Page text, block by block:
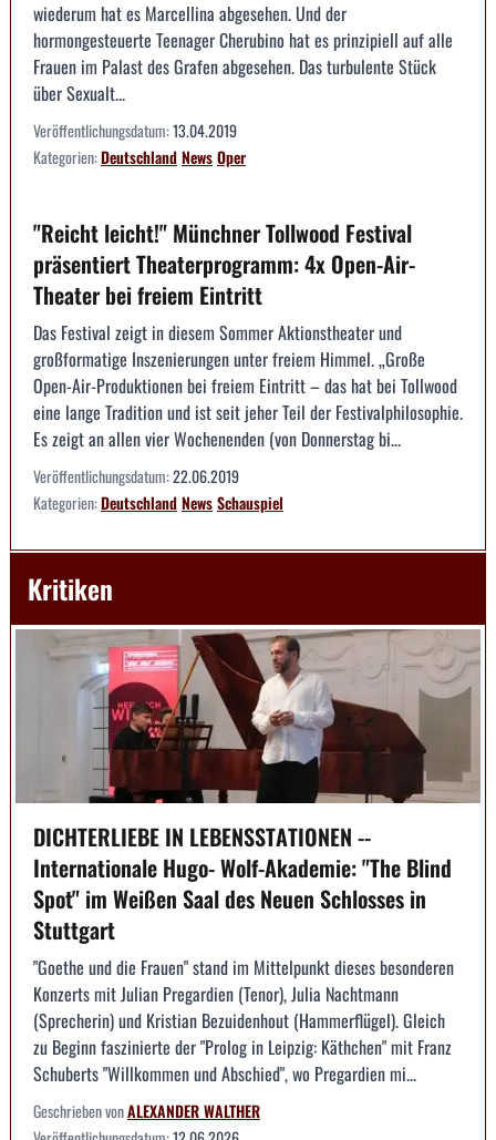
wiederum hat es Marcellina abgesehen. Und der
hormongesteuerte Teenager Cherubino hat es prinzipiell auf alle
Frauen im Palast des Grafen abgesehen. Das turbulente Stück
über Sexualt...
Veröffentlichungsdatum:13.04.2019
Kategorien:DeutschlandNewsOper
"Reicht leicht!" Münchner Tollwood Festival
präsentiert Theaterprogramm: 4x Open-Air-
Theater bei freiem Eintritt
Das Festival zeigt in diesem Sommer Aktionstheater und
großformatige Inszenierungen unter freiem Himmel. „Große
Open-Air-Produktionen bei freiem Eintritt – das hat bei Tollwood
eine lange Tradition und ist seit jeher Teil der Festivalphilosophie.
Es zeigt an allen vier Wochenenden (von Donnerstag bi...
Veröffentlichungsdatum:22.06.2019
Kategorien:DeutschlandNewsSchauspiel
Kritiken
DICHTERLIEBE IN LEBENSSTATIONEN --
Internationale Hugo- Wolf-Akademie: "The Blind
Spot" im Weißen Saal des Neuen Schlosses in
Stuttgart
"Goethe und die Frauen" stand im Mittelpunkt dieses besonderen
Konzerts mit Julian Pregardien (Tenor), Julia Nachtmann
(Sprecherin) und Kristian Bezuidenhout (Hammerflügel). Gleich
zu Beginn faszinierte der "Prolog in Leipzig: Käthchen" mit Franz
Schuberts "Willkommen und Abschied", wo Pregardien mi...
Geschrieben vonALEXANDER WALTHER